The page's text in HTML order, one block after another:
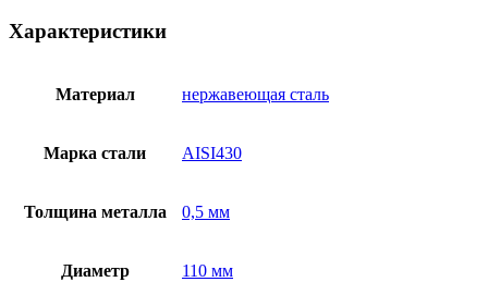
Характеристики
Материал нержавеющая сталь
Марка стали AISI430
Толщина металла 0,5 мм
Диаметр 110 мм